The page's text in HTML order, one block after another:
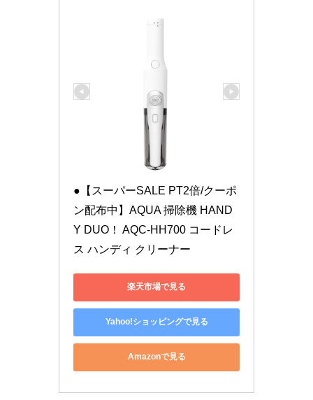
●【スーパーSALE PT2倍/クーポ
ン配布中】AQUA 掃除機 HAND
Y DUO！ AQC-HH700 コードレ
ス ハンディ クリーナー
楽天市場で見る
Yahoo!ショッピングで見る
Amazonで見る